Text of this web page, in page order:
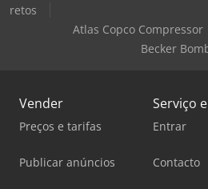
retos
Atlas Copco Compressor
Becker
Vender
Preços e tarifas
Publicar anúncios
Serviço
Entrar
Contacto